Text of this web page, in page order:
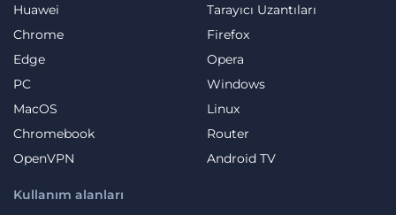
Huawei
Tarayıcı Uzantıları
Chrome
Firefox
Edge
Opera
PC
Windows
MacOS
Linux
Chromebook
Router
OpenVPN
Android TV
Kullanım alanları